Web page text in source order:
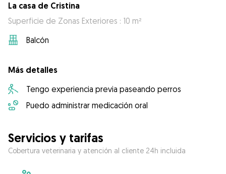
La casa de Cristina
Superficie de Zonas Exteriores : 10 m²
Balcón
Más detalles
Tengo experiencia previa paseando perros
Puedo administrar medicación oral
Servicios y tarifas
Cobertura veterinaria y atención al cliente 24h incluida